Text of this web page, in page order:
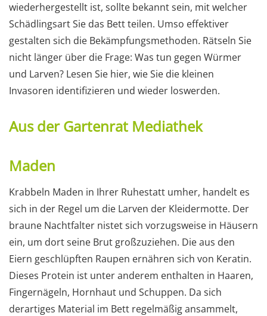
wiederhergestellt ist, sollte bekannt sein, mit welcher
Schädlingsart Sie das Bett teilen. Umso effektiver
gestalten sich die Bekämpfungsmethoden. Rätseln Sie
nicht länger über die Frage: Was tun gegen Würmer
und Larven? Lesen Sie hier, wie Sie die kleinen
Invasoren identifizieren und wieder loswerden.
Aus der Gartenrat Mediathek
Maden
Krabbeln Maden in Ihrer Ruhestatt umher, handelt es
sich in der Regel um die Larven der Kleidermotte. Der
braune Nachtfalter nistet sich vorzugsweise in Häusern
ein, um dort seine Brut großzuziehen. Die aus den
Eiern geschlüpften Raupen ernähren sich von Keratin.
Dieses Protein ist unter anderem enthalten in Haaren,
Fingernägeln, Hornhaut und Schuppen. Da sich
derartiges Material im Bett regelmäßig ansammelt,